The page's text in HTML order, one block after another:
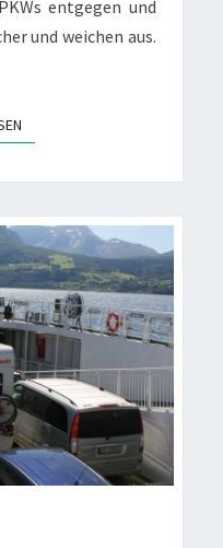
entgegen und
und weichen aus.
WEITERLESEN